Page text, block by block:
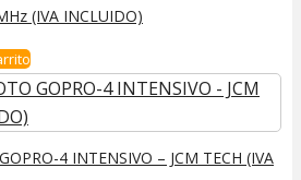
(IVA INCLUIDO)
4 INTENSIVO – JCM TECH (IVA